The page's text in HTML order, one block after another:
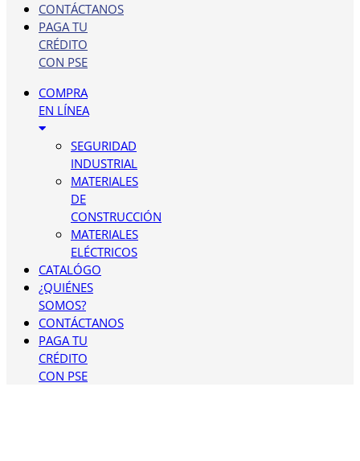
CONTÁCTANOS
PAGA TU
CRÉDITO
CON PSE
COMPRA
EN LÍNEA
SEGURIDAD
INDUSTRIAL
MATERIALES
DE
CONSTRUCCIÓN
MATERIALES
ELÉCTRICOS
CATALÓGO
¿QUIÉNES
SOMOS?
CONTÁCTANOS
PAGA TU
CRÉDITO
CON PSE